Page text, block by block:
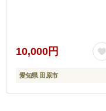
10,000円
愛知県 田原市